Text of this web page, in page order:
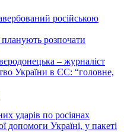
російською
розпочати
– журналіст
України в ЄС: “головне,
ударів по росіянах
Україні, у пакеті